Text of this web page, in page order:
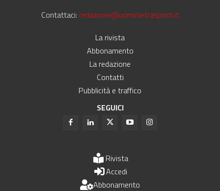
Contattaci: redazione@uominietrasporti.it
La rivista
Abbonamento
La redazione
Contatti
Pubblicità e traffico
SEGUICI
Rivista
Accedi
Abbonamento